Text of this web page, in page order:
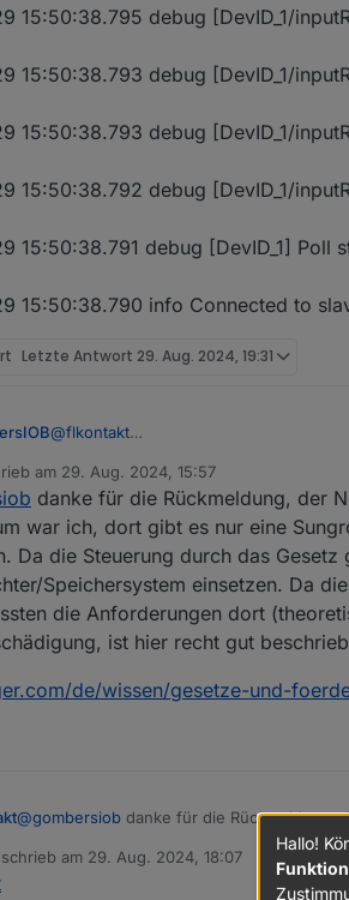
15:50:38.795 debug [DevID_1/
15:50:38.793 debug [DevID_1/
15:50:38.793 debug [DevID_1/
15:50:38.792 debug [DevID_1/
15:50:38.791 debug [DevID_1]
15:50:38.790 info Connected to
Letzte Antwort 29. Aug. 2024, 19:31
@flkontakt
Ansonsten würde ich mal auf
am 29. Aug. 2024, 15:57
editiert von
danke für die Rückmeldung, der
war ich, dort gibt es nur eine
Da die Steuerung durch das
Speichersystem einsetzen. Da
die Anforderungen dort
ist hier recht gut
de/wissen/gesetze-und-
@gombersiob danke für die Rückmeldung,
Forum war ich, dort gibt es nur eine
Steuerung durch das Gesetz gefordert
scheinbar in
https://hager.com/de/wissen/gesetze-
schrieb am 29. Aug. 2024, 18:07
zuletzt editiert von
Hallo!